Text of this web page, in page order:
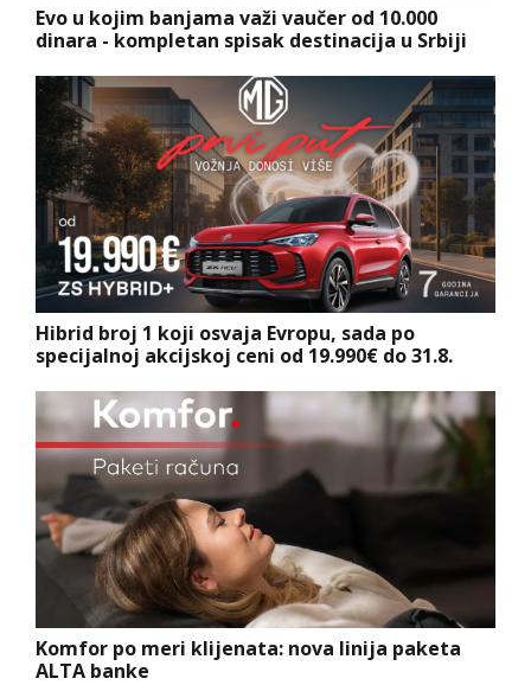
Evo u kojim banjama važi vaučer od 10.000
dinara - kompletan spisak destinacija u Srbiji
Hibrid broj 1 koji osvaja Evropu, sada po
specijalnoj akcijskoj ceni od 19.990€ do 31.8.
Komfor po meri klijenata: nova linija paketa
ALTA banke